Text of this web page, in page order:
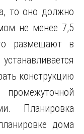
то оно должно
не менее 7,5
размещают в
конструкцию
Планировка
дома